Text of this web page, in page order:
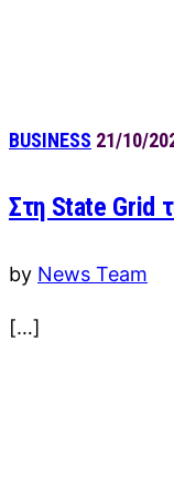
BUSINESS 21/10/
Στη State Grid
by News Team
[…]